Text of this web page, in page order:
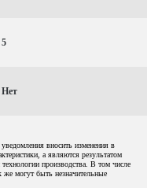
5
Нет
вносить изменения в
а являются результатом
производства. В том числе
же могут быть незначительные